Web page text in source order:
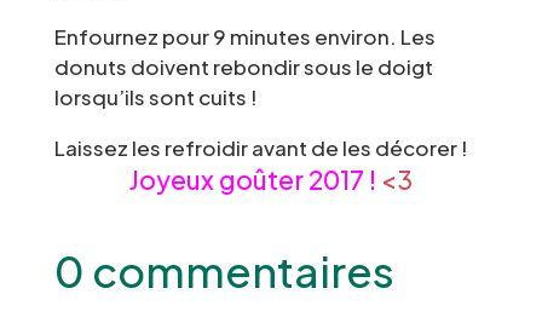
Enfournez pour 9 minutes environ. Les
donuts doivent rebondir sous le doigt
lorsqu’ils sont cuits !
Laissez les refroidir avant de les décorer !
Joyeux goûter 2017 ! <3
0 commentaires